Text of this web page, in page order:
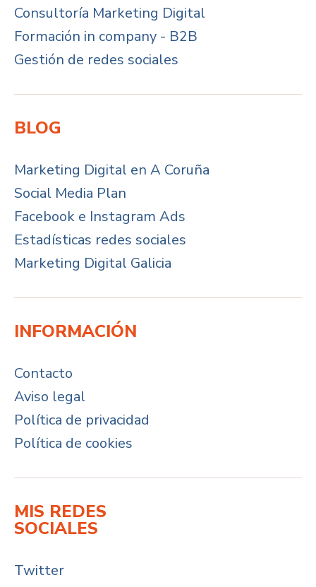
Consultoría Marketing Digital
Formación in company - B2B
Gestión de redes sociales
BLOG
Marketing Digital en A Coruña
Social Media Plan
Facebook e Instagram Ads
Estadísticas redes sociales
Marketing Digital Galicia
INFORMACIÓN
Contacto
Aviso legal
Política de privacidad
Política de cookies
MIS REDES
SOCIALES
Twitter